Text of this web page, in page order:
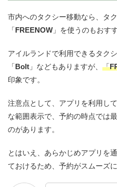
市内へのタクシー移動なら、タ
「FREENOW 」を使うのもおす
アイルランドで利用できるタク
「Bolt 」などもありますが、 「
印象です。
注意点として、アプリを利用し
な範囲表示で、予約の時点では
のがあります。
とはいえ、あらかじめアプリを
ておけるため、予約がスムーズ